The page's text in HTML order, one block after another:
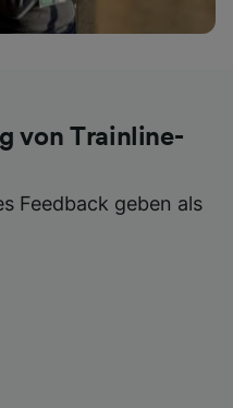
von Trainline-
Feedback geben als